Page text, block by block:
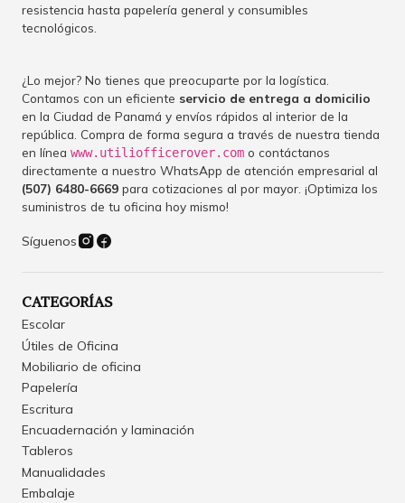
resistencia hasta papelería general y consumibles
tecnológicos.
¿Lo mejor? No tienes que preocuparte por la logística.
Contamos con un eficiente servicio de entrega a domicilio
en la Ciudad de Panamá y envíos rápidos al interior de la
república. Compra de forma segura a través de nuestra tienda
en línea www.utiliofficerover.com o contáctanos
directamente a nuestro WhatsApp de atención empresarial al
(507) 6480-6669 para cotizaciones al por mayor. ¡Optimiza los
suministros de tu oficina hoy mismo!
Síguenos
CATEGORÍAS
Escolar
Útiles de Oficina
Mobiliario de oficina
Papelería
Escritura
Encuadernación y laminación
Tableros
Manualidades
Embalaje